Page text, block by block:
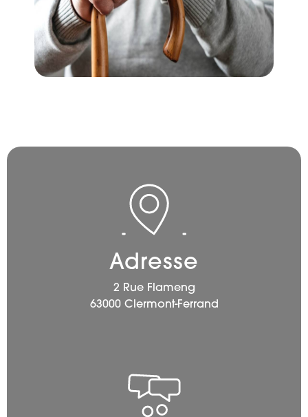
Adresse
2 Rue Flameng
63000 Clermont-Ferrand